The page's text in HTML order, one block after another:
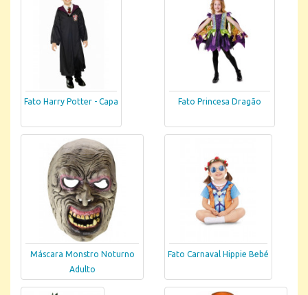
Fato Harry Potter - Capa Fato Princesa Dragão
Máscara Monstro Noturno
Adulto
Fato Carnaval Hippie Bebé